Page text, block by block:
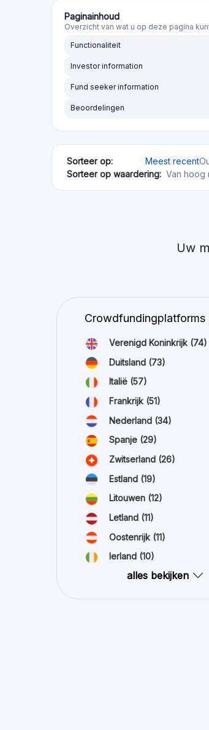
Paginainhoud
Overzicht van wat u op deze pagina
Functionaliteit
Investor information
Fund seeker information
Beoordelingen
Sorteer op: Meest recent
Sorteer op waardering: Van hoog
Uw
Crowdfundingplatforms
Verenigd Koninkrijk (74)
Duitsland (73)
Italië (57)
Frankrijk (51)
Nederland (34)
Spanje (29)
Zwitserland (26)
Estland (19)
Litouwen (12)
Letland (11)
Oostenrijk (11)
Ierland (10)
alles bekijken